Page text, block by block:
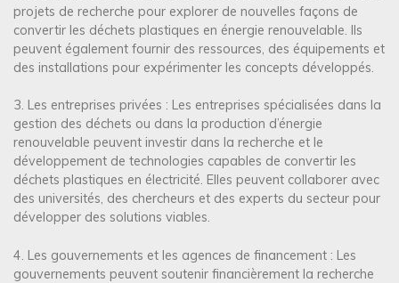
projets de recherche pour explorer de nouvelles façons de
convertir les déchets plastiques en énergie renouvelable. Ils
peuvent également fournir des ressources, des équipements et
des installations pour expérimenter les concepts développés.
3. Les entreprises privées : Les entreprises spécialisées dans la
gestion des déchets ou dans la production d’énergie
renouvelable peuvent investir dans la recherche et le
développement de technologies capables de convertir les
déchets plastiques en électricité. Elles peuvent collaborer avec
des universités, des chercheurs et des experts du secteur pour
développer des solutions viables.
4. Les gouvernements et les agences de financement : Les
gouvernements peuvent soutenir financièrement la recherche